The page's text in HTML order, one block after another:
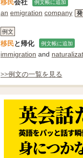
例文帳に追加
an emigration company
例文
移民と帰化 例文帳に追加
immigration and
>>例文の一覧を見る